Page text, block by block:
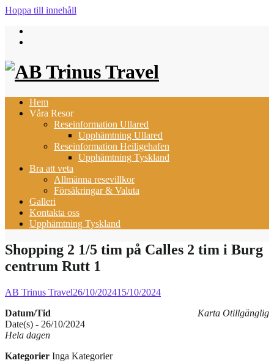
Hoppa till innehåll
Hem
Våra Resor
Reseinformation Ullared
Upphämtning Ullared
Reseinformation Heiligehafen
Upphämtning Tyskland
Bra att veta
Allmänna resevillkor
Försäkringar & Valuta
Galleri
Kontakta oss
Upphämtning Tyskland
Shopping 2 1/5 tim på Calles 2 tim i Burg
centrum Rutt 1
AB Trinus Travel26/10/202415/10/2024
Karta Otillgänglig
Datum/Tid
Date(s) - 26/10/2024
Hela dagen
Kategorier Inga Kategorier